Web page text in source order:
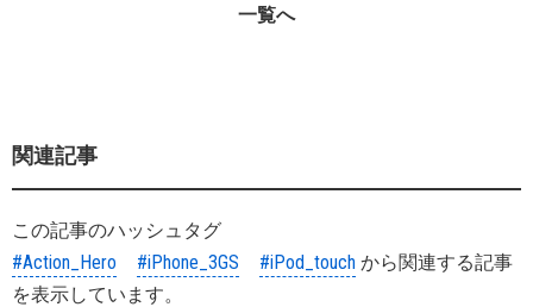
一覧へ
関連記事
この記事のハッシュタグ
#Action_Hero
#iPhone_3GS #iPod_touch から関連する記事
を表示しています。